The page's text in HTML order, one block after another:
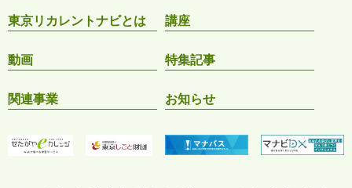
東京リカレントナビとは 講座
動画 特集記事
関連事業 お知らせ